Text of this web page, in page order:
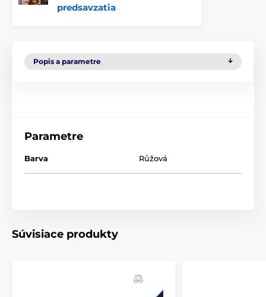
predsavzatia
Popis a parametre
Parametre
Barva Růžová
Súvisiace produkty